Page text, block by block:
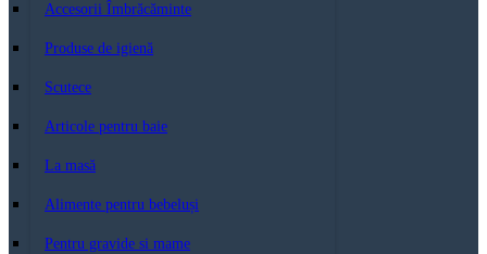
Accesorii Îmbrăcăminte
Produse de igienă
Scutece
Articole pentru baie
La masă
Alimente pentru bebeluși
Pentru gravide si mame